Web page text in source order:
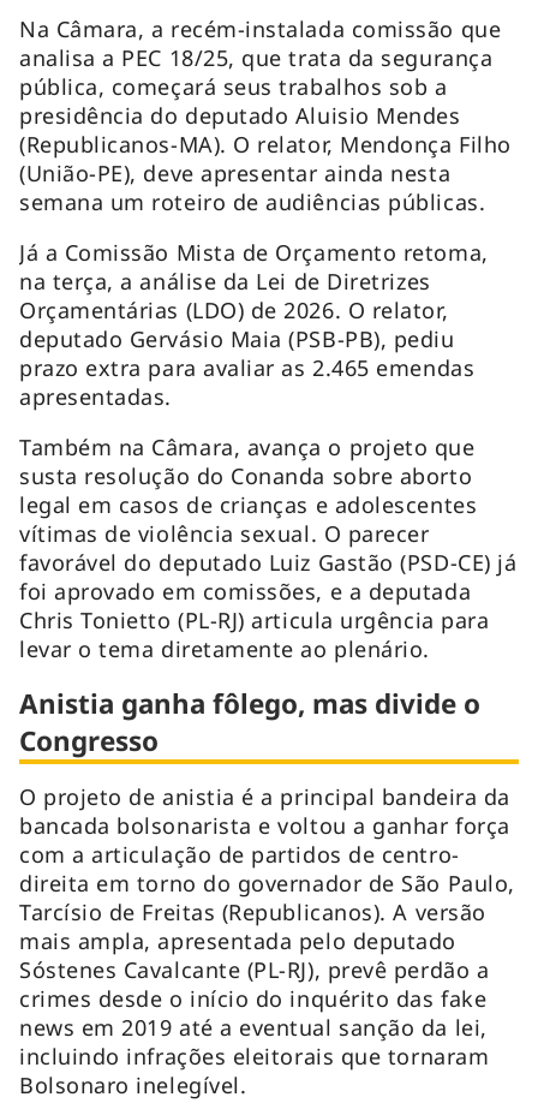
Na Câmara, a recém-instalada comissão que
analisa a PEC 18/25, que trata da segurança
pública, começará seus trabalhos sob a
presidência do deputado Aluisio Mendes
(Republicanos-MA). O relator, Mendonça Filho
(União-PE), deve apresentar ainda nesta
semana um roteiro de audiências públicas.
Já a Comissão Mista de Orçamento retoma,
na terça, a análise da Lei de Diretrizes
Orçamentárias (LDO) de 2026. O relator,
deputado Gervásio Maia (PSB-PB), pediu
prazo extra para avaliar as 2.465 emendas
apresentadas.
Também na Câmara, avança o projeto que
susta resolução do Conanda sobre aborto
legal em casos de crianças e adolescentes
vítimas de violência sexual. O parecer
favorável do deputado Luiz Gastão (PSD-CE) já
foi aprovado em comissões, e a deputada
Chris Tonietto (PL-RJ) articula urgência para
levar o tema diretamente ao plenário.
Anistia ganha fôlego, mas divide o
Congresso
O projeto de anistia é a principal bandeira da
bancada bolsonarista e voltou a ganhar força
com a articulação de partidos de centro-
direita em torno do governador de São Paulo,
Tarcísio de Freitas (Republicanos). A versão
mais ampla, apresentada pelo deputado
Sóstenes Cavalcante (PL-RJ), prevê perdão a
crimes desde o início do inquérito das fake
news em 2019 até a eventual sanção da lei,
incluindo infrações eleitorais que tornaram
Bolsonaro inelegível.